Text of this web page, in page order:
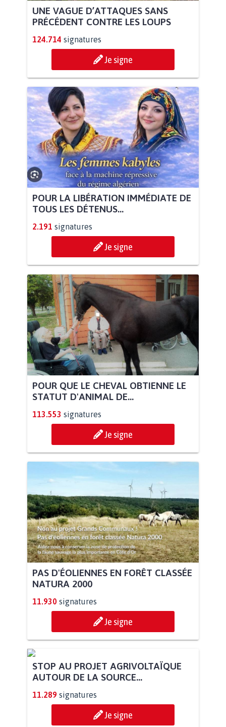
UNE VAGUE D’ATTAQUES SANS
PRÉCÉDENT CONTRE LES LOUPS
124.714 signatures
Je signe
POUR LA LIBÉRATION IMMÉDIATE DE
TOUS LES DÉTENUS...
2.191 signatures
Je signe
POUR QUE LE CHEVAL OBTIENNE LE
STATUT D'ANIMAL DE...
113.553 signatures
Je signe
PAS D'ÉOLIENNES EN FORÊT CLASSÉE
NATURA 2000
11.930 signatures
Je signe